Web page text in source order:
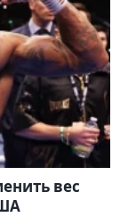
вес